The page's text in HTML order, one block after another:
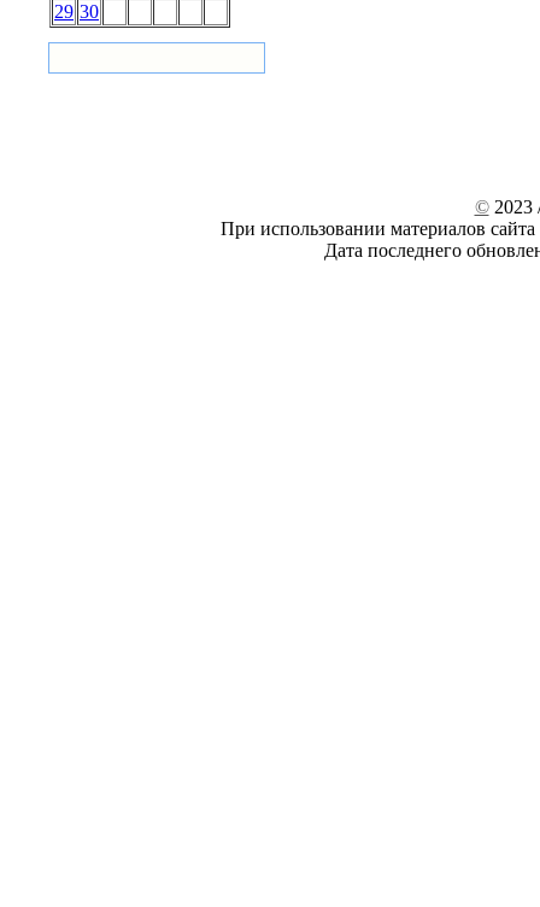
29 30
©2023
При использовании материалов
Дата последнего